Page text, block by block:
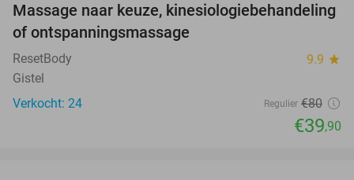
50%
Massage naar keuze, kinesiologiebehandeling
of ontspanningsmassage
ResetBody 9.9 star
Gistel
Verkocht: 24
Regulier €80
€39,90